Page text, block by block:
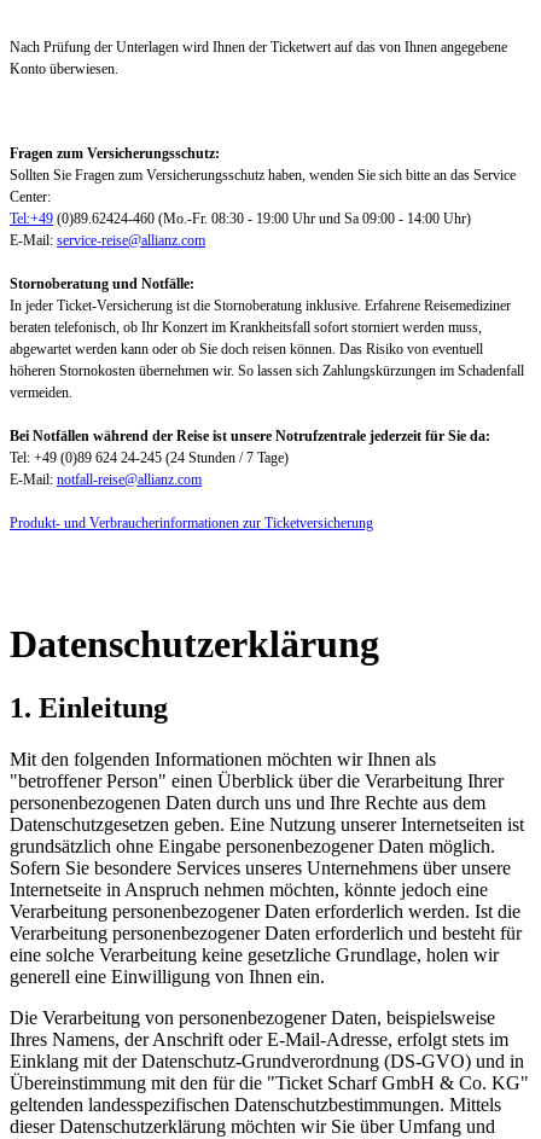
Nach Prüfung der Unterlagen wird Ihnen der Ticketwert auf das von Ihnen angegebene
Konto überwiesen.
Fragen zum Versicherungsschutz:
Sollten Sie Fragen zum Versicherungsschutz haben, wenden Sie sich bitte an das Service
Center:
Tel:+49 (0)89.62424-460 (Mo.-Fr. 08:30 - 19:00 Uhr und Sa 09:00 - 14:00 Uhr)
E-Mail: service-reise@allianz.com
Stornoberatung und Notfälle:
In jeder Ticket-Versicherung ist die Stornoberatung inklusive. Erfahrene Reisemediziner
beraten telefonisch, ob Ihr Konzert im Krankheitsfall sofort storniert werden muss,
abgewartet werden kann oder ob Sie doch reisen können. Das Risiko von eventuell
höheren Stornokosten übernehmen wir. So lassen sich Zahlungskürzungen im Schadenfall
vermeiden.
Bei Notfällen während der Reise ist unsere Notrufzentrale jederzeit für Sie da:
Tel: +49 (0)89 624 24-245 (24 Stunden / 7 Tage)
E-Mail: notfall-reise@allianz.com
Produkt- und Verbraucherinformationen zur Ticketversicherung
Datenschutzerklärung
1. Einleitung
Mit den folgenden Informationen möchten wir Ihnen als
"betroffener Person" einen Überblick über die Verarbeitung Ihrer
personenbezogenen Daten durch uns und Ihre Rechte aus dem
Datenschutzgesetzen geben. Eine Nutzung unserer Internetseiten ist
grundsätzlich ohne Eingabe personenbezogener Daten möglich.
Sofern Sie besondere Services unseres Unternehmens über unsere
Internetseite in Anspruch nehmen möchten, könnte jedoch eine
Verarbeitung personenbezogener Daten erforderlich werden. Ist die
Verarbeitung personenbezogener Daten erforderlich und besteht für
eine solche Verarbeitung keine gesetzliche Grundlage, holen wir
generell eine Einwilligung von Ihnen ein.
Die Verarbeitung von personenbezogener Daten, beispielsweise
Ihres Namens, der Anschrift oder E-Mail-Adresse, erfolgt stets im
Einklang mit der Datenschutz-Grundverordnung (DS-GVO) und in
Übereinstimmung mit den für die "Ticket Scharf GmbH & Co. KG"
geltenden landesspezifischen Datenschutzbestimmungen. Mittels
dieser Datenschutzerklärung möchten wir Sie über Umfang und